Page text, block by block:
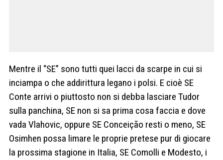
Mentre il “SE” sono tutti quei lacci da scarpe in cui si
inciampa o che addirittura legano i polsi. E cioè SE
Conte arrivi o piuttosto non si debba lasciare Tudor
sulla panchina, SE non si sa prima cosa faccia e dove
vada Vlahovic, oppure SE Conceição resti o meno, SE
Osimhen possa limare le proprie pretese pur di giocare
la prossima stagione in Italia, SE Comolli e Modesto, i